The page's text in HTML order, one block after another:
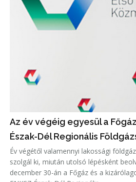
Az év végéig egyesül a
Észak-Dél Regionális
Év végétől valamennyi lakossági
szolgál ki, miután utolsó lépésként
december 30-án a Főgáz és a